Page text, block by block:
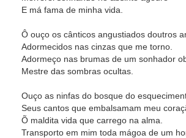
E má fama de minha vida.
Ô ouço os cânticos angustiados doutros
Adormecidos nas cinzas que me torno.
Adormeço nas brumas de um sonhador
Mestre das sombras ocultas.
Ouço as ninfas do bosque do
Seus cantos que embalsamam meu
Õ maldita vida que carrego na alma.
Transporto em mim toda mágoa de um